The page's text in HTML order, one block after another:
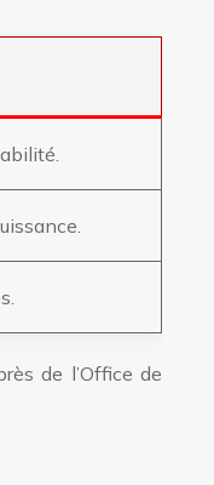
de l’Office de